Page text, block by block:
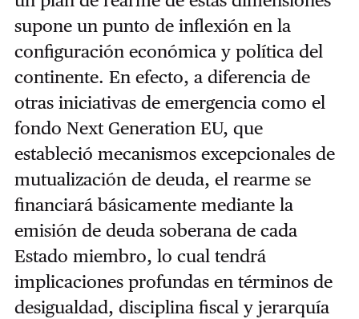
supone un punto de inflexión en la
configuración económica y política del
continente. En efecto, a diferencia de
otras iniciativas de emergencia como el
fondo Next Generation EU, que
estableció mecanismos excepcionales de
mutualización de deuda, el rearme se
financiará básicamente mediante la
emisión de deuda soberana de cada
Estado miembro, lo cual tendrá
implicaciones profundas en términos de
desigualdad, disciplina fiscal y jerarquía